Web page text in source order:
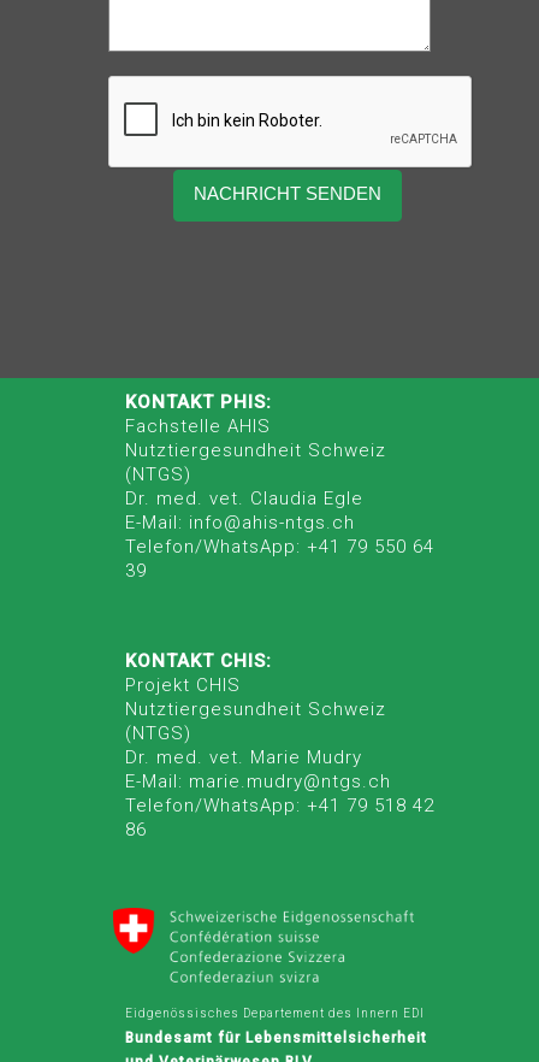
KONTAKT PHIS:
Fachstelle AHIS
Nutztiergesundheit Schweiz
(NTGS)
Dr. med. vet. Claudia Egle
E-Mail: info@ahis-ntgs.ch
Telefon/WhatsApp: +41 79 550 64
39
KONTAKT CHIS:
Projekt CHIS
Nutztiergesundheit Schweiz
(NTGS)
Dr. med. vet. Marie Mudry
E-Mail: marie.mudry@ntgs.ch
Telefon/WhatsApp: +41 79 518 42
86
Eidgenössisches Departement des Innern EDI
Bundesamt für Lebensmittelsicherheit